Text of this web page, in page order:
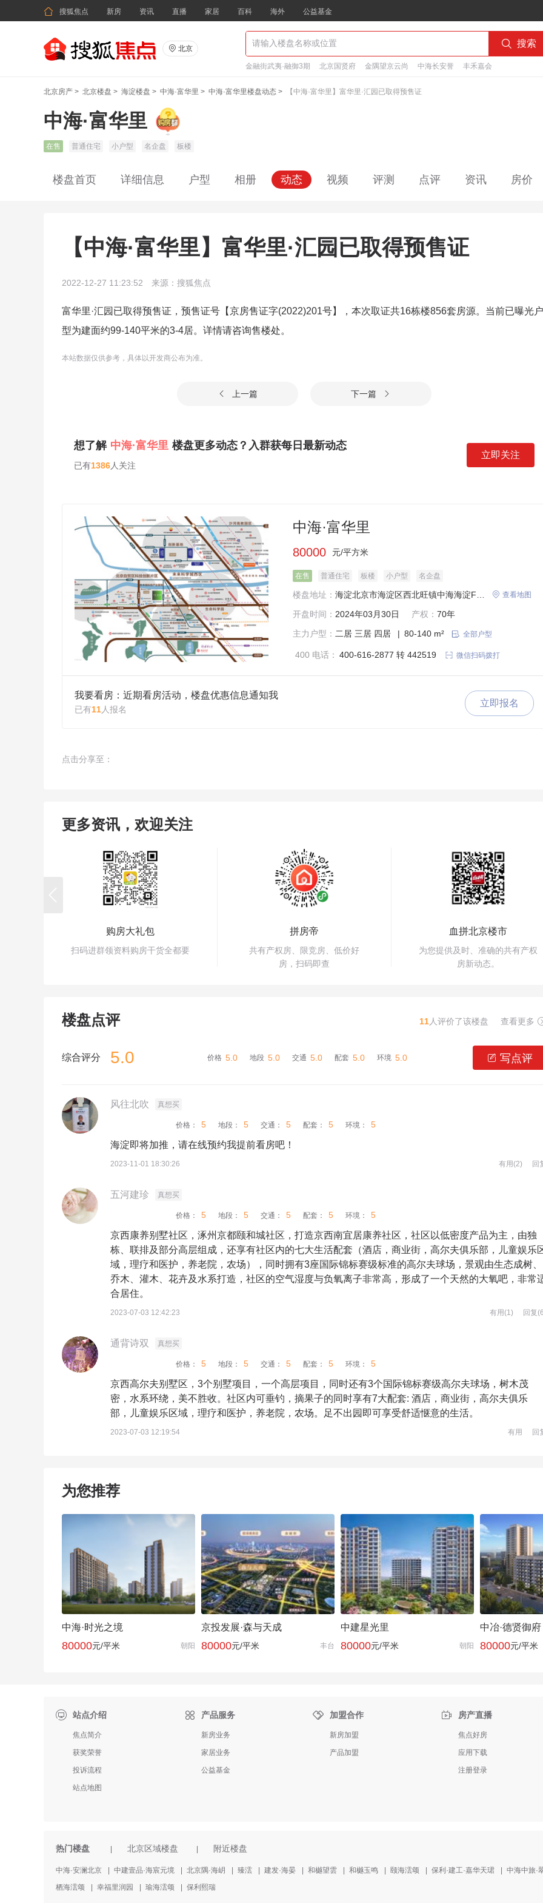
 搜狐焦点 新房 资讯 直播 家居 百科 海外 公益基金
 北京  搜索
金融街武夷·融御3期 北京国贤府 金隅望京云尚 中海长安誉 丰禾嘉会
北京房产 > 北京楼盘 > 海淀楼盘 > 中海·富华里 > 中海·富华里楼盘动态 > 【中海·富华里】富华里·汇园已取得预售证
中海·富华里
在售 普通住宅 小户型 名企盘 板楼
楼盘首页 详细信息 户型 相册 动态 视频 评测 点评 资讯 房价
【中海·富华里】富华里·汇园已取得预售证
2022-12-27 11:23:52 来源：搜狐焦点
富华里·汇园已取得预售证，预售证号【京房售证字(2022)201号】，本次取证共16栋楼856套房源。当前已曝光户
型为建面约99-140平米的3-4居。详情请咨询售楼处。
本站数据仅供参考，具体以开发商公布为准。
 上一篇 下一篇 
想了解 中海·富华里 楼盘更多动态？入群获每日最新动态
已有1386人关注
立即关注
中海·富华里
80000 元/平方米
在售 普通住宅 板楼 小户型 名企盘
楼盘地址：  查看地图
开盘时间： 2024年03月30日 产权： 70年
主力户型： 二居 三居 四居 | 80-140 m²  全部户型
400 电话： 400-616-2877 转 442519  微信扫码拨打
我要看房：近期看房活动，楼盘优惠信息通知我
已有11人报名
立即报名
点击分享至：
更多资讯，欢迎关注
购房大礼包
扫码进群领资料购房干货全都要
拼房帝
共有产权房、限竞房、低价好
房，扫码即查
血拼北京楼市
为您提供及时、准确的共有产权
房新动态。
楼盘点评 11人评价了该楼盘 查看更多
综合评分 5.0 价格 5.0 地段 5.0 交通 5.0 配套 5.0 环境 5.0  写点评
风往北吹 真想买
价格： 5 地段： 5 交通： 5 配套： 5 环境： 5
海淀即将加推，请在线预约我提前看房吧！
2023-11-01 18:30:26 有用(2) 回
五河建珍 真想买
价格： 5 地段： 5 交通： 5 配套： 5 环境： 5
京西康养别墅社区，涿州京都颐和城社区，打造京西南宜居康养社区，社区以低密度产品为主，由独
栋、联排及部分高层组成，还享有社区内的七大生活配套（酒店，商业街，高尔夫俱乐部，儿童娱乐
域，理疗和医护，养老院，农场），同时拥有3座国际锦标赛级标准的高尔夫球场，景观由生态成树、
乔木、灌木、花卉及水系打造，社区的空气湿度与负氧离子非常高，形成了一个天然的大氧吧，非常
合居住。
2023-07-03 12:42:23 有用(1) 回复(6
通背诗双 真想买
价格： 5 地段： 5 交通： 5 配套： 5 环境： 5
京西高尔夫别墅区，3个别墅项目，一个高层项目，同时还有3个国际锦标赛级高尔夫球场，树木茂
密，水系环绕，美不胜收。社区内可垂钓，摘果子的同时享有7大配套: 酒店，商业街，高尔夫俱乐
部，儿童娱乐区域，理疗和医护，养老院，农场。足不出园即可享受舒适惬意的生活。
2023-07-03 12:19:54 有用 回
为您推荐
中海·时光之境
80000元/平米 朝阳
京投发展·森与天成
80000元/平米 丰台
中建星光里
80000元/平米 朝阳
中冶·德贤御府
80000元/平米
站点介绍
焦点简介
获奖荣誉
投诉流程
站点地图
 产品服务
新房业务
家居业务
公益基金
 加盟合作
新房加盟
产品加盟
 房产直播
焦点好房
应用下载
注册登录
热门楼盘 北京区域楼盘 附近楼盘
中海·安澜北京 中建壹品·海宸元境 北京隅·海岄 臻澐 建发·海晏 和樾望雲 和樾玉鸣 颐海澐颂 保利·建工·嘉华天珺 中海中旅·
栖海澐颂
幸福里润园 瑜海澐颂 保利熙瑞